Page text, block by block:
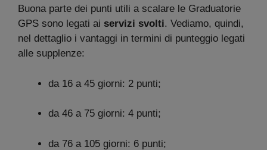
Buona parte dei punti utili a scalare le Graduatorie
GPS sono legati ai servizi svolti. Vediamo, quindi,
nel dettaglio i vantaggi in termini di punteggio legati
alle supplenze:
da 16 a 45 giorni: 2 punti;
da 46 a 75 giorni: 4 punti;
da 76 a 105 giorni: 6 punti;